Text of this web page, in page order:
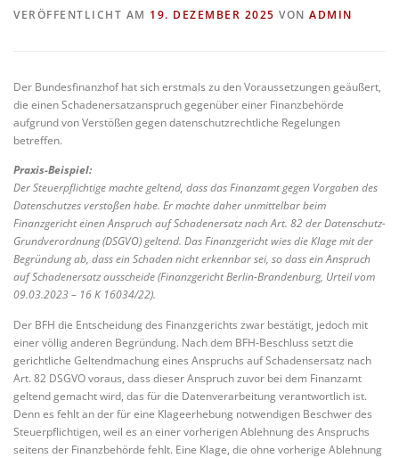
VERÖFFENTLICHT AM 19. DEZEMBER 2025 VON ADMIN
Der Bundesfinanzhof hat sich erstmals zu den Voraussetzungen geäußert,
die einen Schadenersatzanspruch gegenüber einer Finanzbehörde
aufgrund von Verstößen gegen datenschutzrechtliche Regelungen
betreffen.
Praxis-Beispiel:
Der Steuerpflichtige machte geltend, dass das Finanzamt gegen Vorgaben des
Datenschutzes verstoßen habe. Er machte daher unmittelbar beim
Finanzgericht einen Anspruch auf Schadenersatz nach Art. 82 der Datenschutz-
Grundverordnung (DSGVO) geltend. Das Finanzgericht wies die Klage mit der
Begründung ab, dass ein Schaden nicht erkennbar sei, so dass ein Anspruch
auf Schadenersatz ausscheide (Finanzgericht Berlin-Brandenburg, Urteil vom
09.03.2023 – 16 K 16034/22).
Der BFH die Entscheidung des Finanzgerichts zwar bestätigt, jedoch mit
einer völlig anderen Begründung. Nach dem BFH-Beschluss setzt die
gerichtliche Geltendmachung eines Anspruchs auf Schadensersatz nach
Art. 82 DSGVO voraus, dass dieser Anspruch zuvor bei dem Finanzamt
geltend gemacht wird, das für die Datenverarbeitung verantwortlich ist.
Denn es fehlt an der für eine Klageerhebung notwendigen Beschwer des
Steuerpflichtigen, weil es an einer vorherigen Ablehnung des Anspruchs
seitens der Finanzbehörde fehlt. Eine Klage, die ohne vorherige Ablehnung